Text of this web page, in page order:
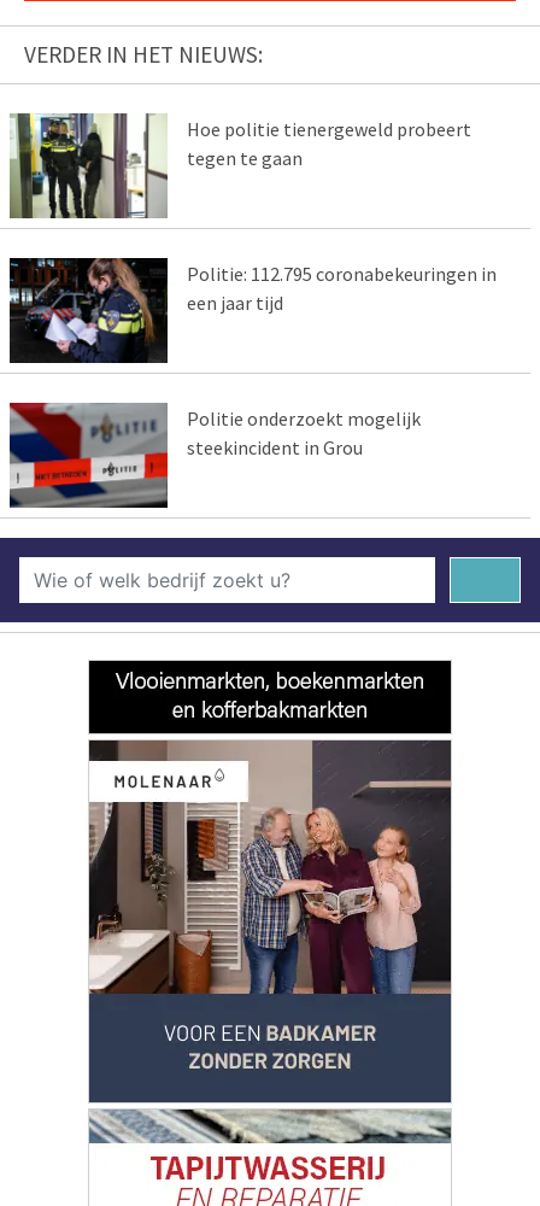
VERDER IN HET NIEUWS:
Hoe politie tienergeweld probeert
tegen te gaan
Politie: 112.795 coronabekeuringen in
een jaar tijd
Politie onderzoekt mogelijk
steekincident in Grou